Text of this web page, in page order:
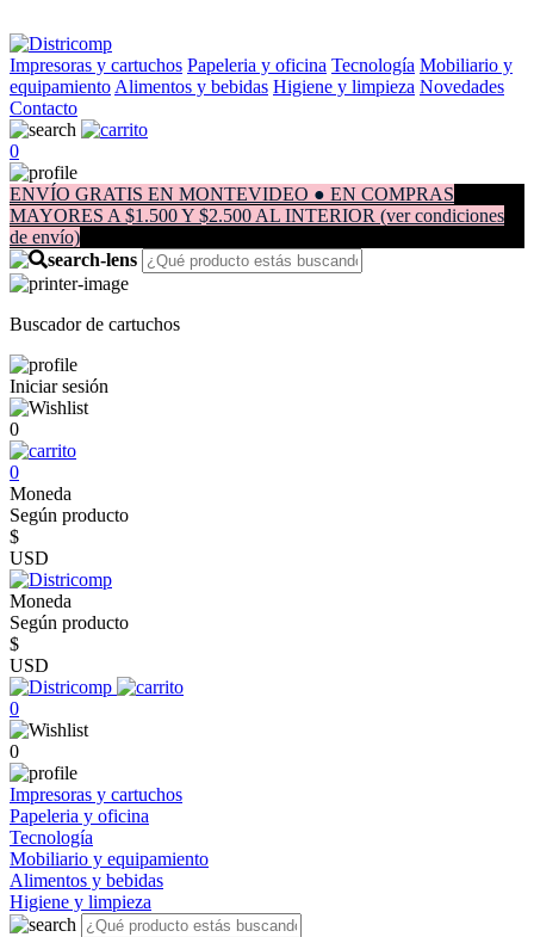
Impresoras y cartuchos Papeleria y oficina Tecnología Mobiliario y
equipamiento Alimentos y bebidas Higiene y limpieza Novedades
Contacto
0
ENVÍO GRATIS EN MONTEVIDEO ● EN COMPRAS
MAYORES A $1.500 Y $2.500 AL INTERIOR (ver condiciones
de envío)
Buscador de cartuchos
Iniciar sesión
0
0
Moneda
Según producto
$
USD
Moneda
Según producto
$
USD
0
0
Impresoras y cartuchos
Papeleria y oficina
Tecnología
Mobiliario y equipamiento
Alimentos y bebidas
Higiene y limpieza